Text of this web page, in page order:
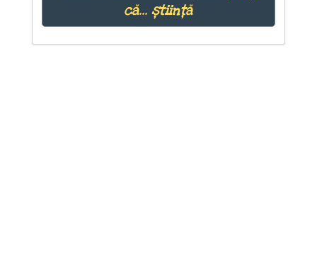
că... știință